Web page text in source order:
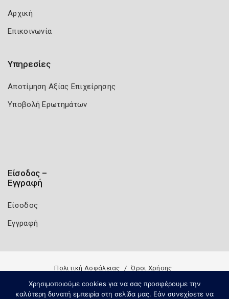
Αρχική
Επικοινωνία
Υπηρεσίες
Αποτίμηση Αξίας Επιχείρησης
Υποβολή Ερωτημάτων
Είσοδος –
Εγγραφή
Είσοδος
Εγγραφή
Πολιτική Ασφάλειας Όροι Χρήσης
Χρησιμοποιούμε cookies για να σας προσφέρουμε την
καλύτερη δυνατή εμπειρία στη σελίδα μας. Εάν συνεχίσετε να
Copyright 2026 Knowledge A.E.